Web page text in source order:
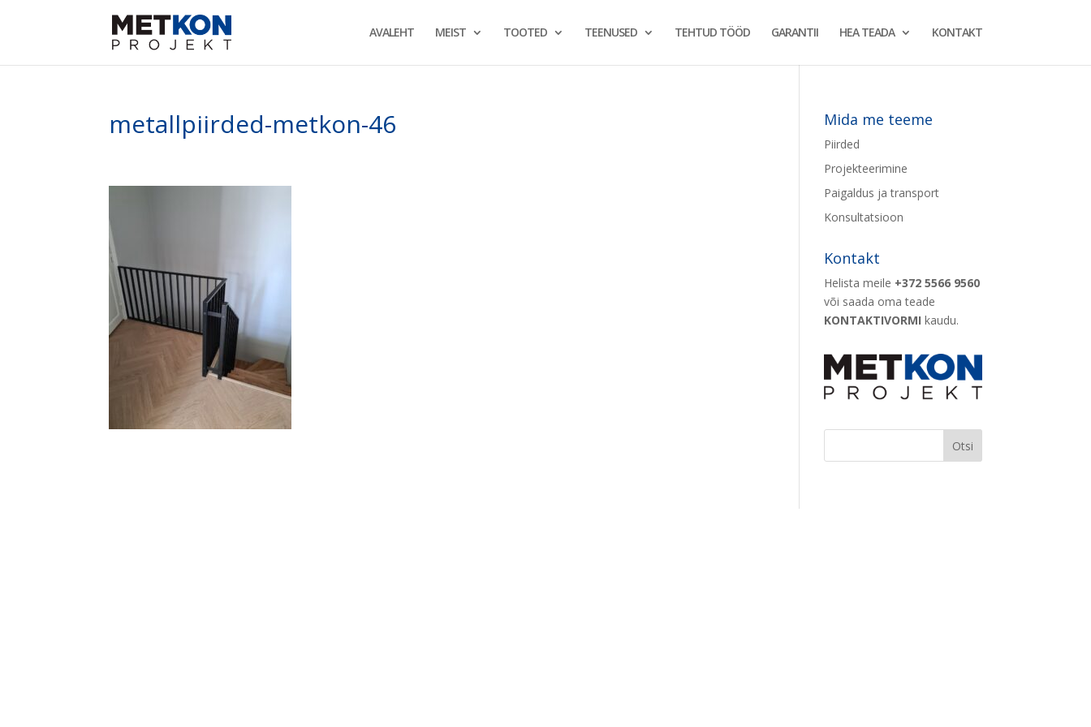
AVALEHT MEIST TOOTED TEENUSED TEHTUD TÖÖD GARANTII HEA TEADA KONTAKT
metallpiirded-metkon-46 Mida me teeme
Piirded
Projekteerimine
Paigaldus ja transport
Konsultatsioon
Kontakt
Helista meile +372 5566 9560
või saada oma teade
KONTAKTIVORMI kaudu.